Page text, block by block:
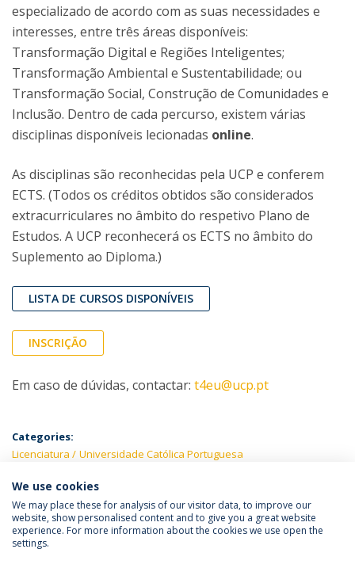
especializado de acordo com as suas necessidades e
interesses, entre três áreas disponíveis:
Transformação Digital e Regiões Inteligentes;
Transformação Ambiental e Sustentabilidade; ou
Transformação Social, Construção de Comunidades e
Inclusão. Dentro de cada percurso, existem várias
disciplinas disponíveis lecionadas online.
As disciplinas são reconhecidas pela UCP e conferem
ECTS. (Todos os créditos obtidos são considerados
extracurriculares no âmbito do respetivo Plano de
Estudos. A UCP reconhecerá os ECTS no âmbito do
Suplemento ao Diploma.)
LISTA DE CURSOS DISPONÍVEIS
INSCRIÇÃO
Em caso de dúvidas, contactar: t4eu@ucp.pt
Categories:
Licenciatura
Universidade Católica Portuguesa
Política de Privacidade
Termos e Condições
We use cookies
We may place these for analysis of our visitor data, to improve our
website, show personalised content and to give you a great website
experience. For more information about the cookies we use open the
settings.